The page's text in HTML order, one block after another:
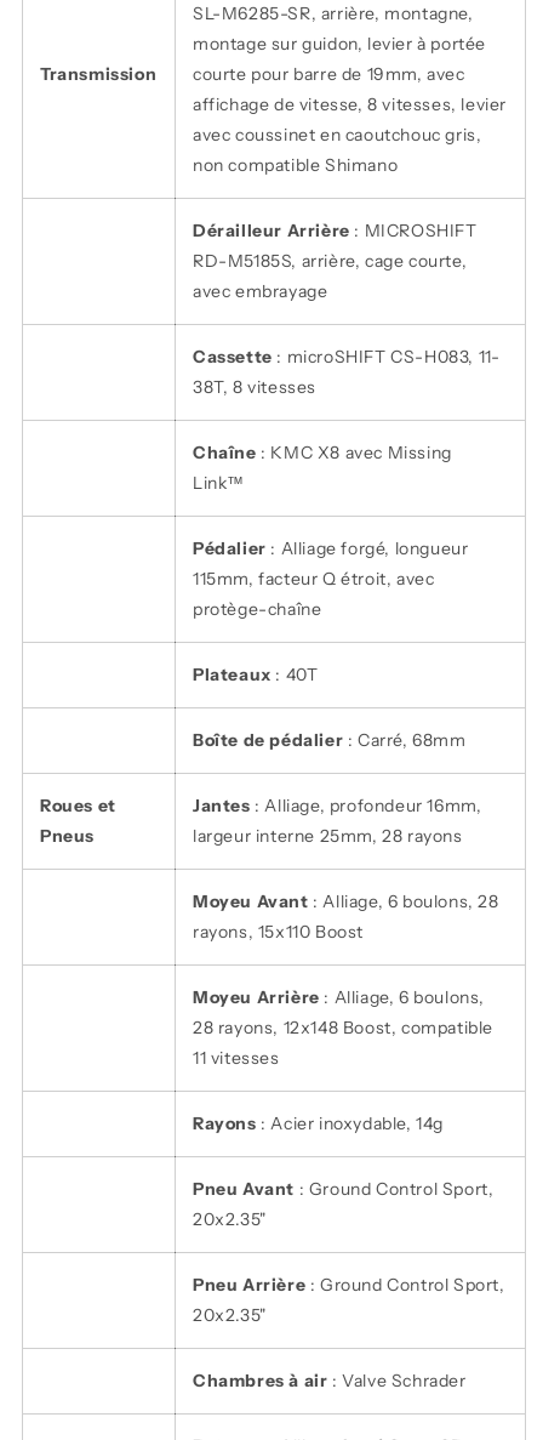
Transmission
SL-M6285-SR, arrière, montagne,
montage sur guidon, levier à portée
courte pour barre de 19mm, avec
affichage de vitesse, 8 vitesses, levier
avec coussinet en caoutchouc gris,
non compatible Shimano
Dérailleur Arrière : MICROSHIFT
RD-M5185S, arrière, cage courte,
avec embrayage
Cassette : microSHIFT CS-H083, 11-
38T, 8 vitesses
Chaîne : KMC X8 avec Missing
Link™
Pédalier : Alliage forgé, longueur
115mm, facteur Q étroit, avec
protège-chaîne
Plateaux : 40T
Boîte de pédalier : Carré, 68mm
Roues et
Pneus
Jantes : Alliage, profondeur 16mm,
largeur interne 25mm, 28 rayons
Moyeu Avant : Alliage, 6 boulons, 28
rayons, 15x110 Boost
Moyeu Arrière : Alliage, 6 boulons,
28 rayons, 12x148 Boost, compatible
11 vitesses
Rayons : Acier inoxydable, 14g
Pneu Avant : Ground Control Sport,
20x2.35"
Pneu Arrière : Ground Control Sport,
20x2.35"
Chambres à air : Valve Schrader